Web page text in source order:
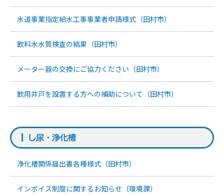
水道事業指定給水工事事業者申請様式（田村市）
飲料水水質検査の結果（田村市）
メーター器の交換にご協力ください（田村市）
飲用井戸を設置する方への補助について（田村市）
し尿・浄化槽
浄化槽関係届出書各種様式（田村市）
インボイス制度に関するお知らせ（環境課）